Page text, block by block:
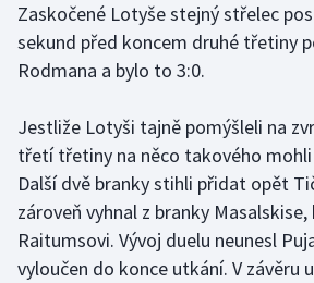
Motorsport
Olympijské hry
Parasport
Plavání
Plážový volejbal
Zaskočené Lotyše stejný střelec
sekund před koncem druhé třetiny
Rodmana a bylo to 3:0.
Jestliže Lotyši tajně pomýšleli na
třetí třetiny na něco takového
Další dvě branky stihli přidat opět
zároveň vyhnal z branky
Raitumsovi. Vývoj duelu neunesl
vyloučen do konce utkání. V závěru